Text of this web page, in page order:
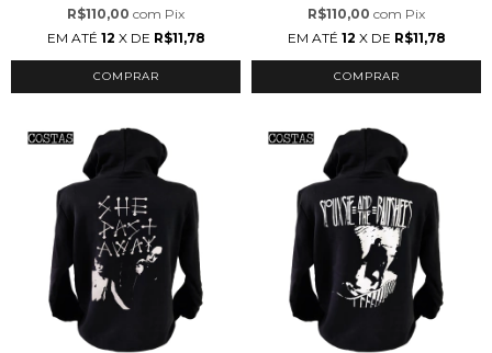
R$110,00 com Pix
EM ATÉ 12 X DE R$11,78
COMPRAR
R$110,00 com Pix
EM ATÉ 12 X DE R$11,78
COMPRAR